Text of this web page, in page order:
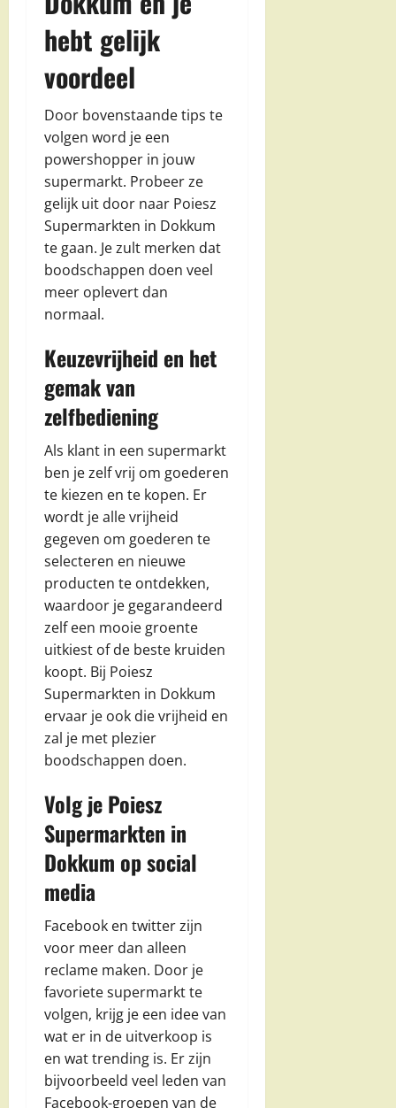
hebt gelijk
voordeel
Door bovenstaande tips te
volgen word je een
powershopper in jouw
supermarkt. Probeer ze
gelijk uit door naar Poiesz
Supermarkten in Dokkum
te gaan. Je zult merken dat
boodschappen doen veel
meer oplevert dan
normaal.
Keuzevrijheid en het
gemak van
zelfbediening
Als klant in een supermarkt
ben je zelf vrij om goederen
te kiezen en te kopen. Er
wordt je alle vrijheid
gegeven om goederen te
selecteren en nieuwe
producten te ontdekken,
waardoor je gegarandeerd
zelf een mooie groente
uitkiest of de beste kruiden
koopt. Bij Poiesz
Supermarkten in Dokkum
ervaar je ook die vrijheid en
zal je met plezier
boodschappen doen.
Volg je Poiesz
Supermarkten in
Dokkum op social
media
Facebook en twitter zijn
voor meer dan alleen
reclame maken. Door je
favoriete supermarkt te
volgen, krijg je een idee van
wat er in de uitverkoop is
en wat trending is. Er zijn
bijvoorbeeld veel leden van
Facebook-groepen van de